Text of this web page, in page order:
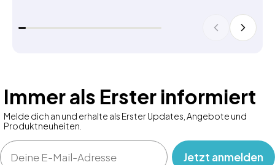
Immer als Erster informiert
Melde dich an und erhalte als Erster Updates, Angebote und
Produktneuheiten.
Email
‎ ‎ ‎ Jetzt anmelden‎ ‎ ‎ ‎